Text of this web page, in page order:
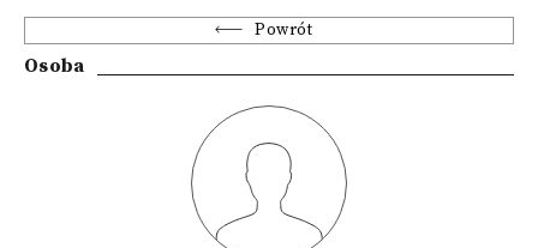
Powrót
Osoba